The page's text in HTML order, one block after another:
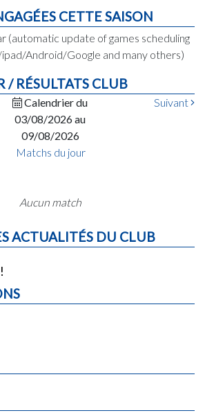
CETTE SAISON
(automatic update of games scheduling
Android/Google and many others)
/ RÉSULTATS CLUB
Calendrier du
03/08/2026 au
09/08/2026
Suivant
Matchs du jour
Aucun match
ACTUALITÉS DU CLUB